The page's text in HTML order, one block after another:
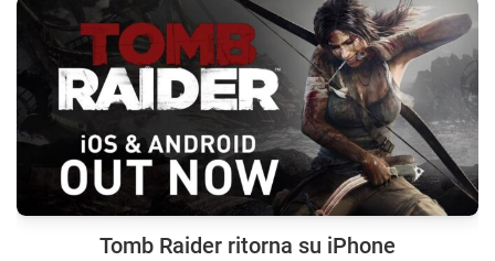
Tomb Raider ritorna su iPhone